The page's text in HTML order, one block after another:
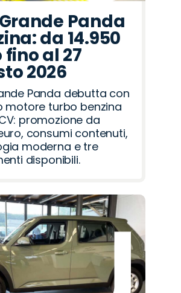
Panda
da 14.950
fino al 27
2026
Panda debutta con
motore turbo benzina
promozione da
consumi contenuti,
moderna e tre
disponibili.